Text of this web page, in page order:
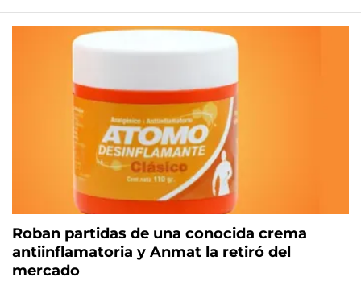
Roban partidas de una conocida crema
antiinflamatoria y Anmat la retiró del
mercado